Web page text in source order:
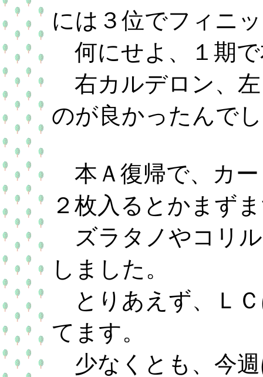
には３位でフィニ
何にせよ、１期
右カルデロン、
のが良かったんで
本Ａ復帰で、カ
２枚入るとかまず
ズラタノやコリ
しました。
とりあえず、ＬＣ
てます。
少なくとも、今